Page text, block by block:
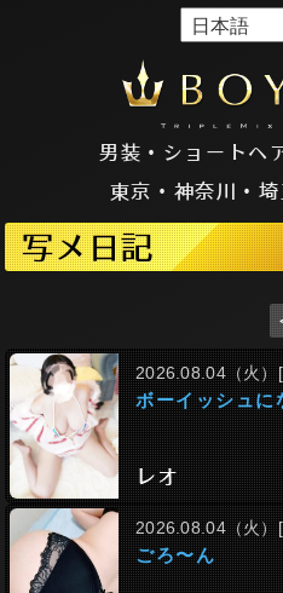
男装・ショートヘ
東京・神奈川・
写メ日記
2026.08.04（火）
ボーイッシュに
レオ
2026.08.04（火）
ごろ〜ん